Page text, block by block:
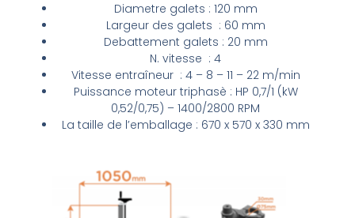
Diametre galets : 120 mm
Largeur des galets : 60 mm
Debattement galets : 20 mm
N. vitesse : 4
Vitesse entraîneur : 4 – 8 – 11 – 22 m/min
Puissance moteur triphasè : HP 0,7/1 (kW
0,52/0,75) – 1400/2800 RPM
La taille de l’emballage : 670 x 570 x 330 mm